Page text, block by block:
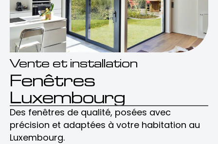
Vente et installation
Fenêtres
Luxembourg
Des fenêtres de qualité, posées avec
précision et adaptées à votre habitation au
Luxembourg.